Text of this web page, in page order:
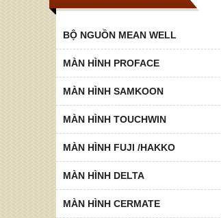
BỘ NGUỒN MEAN WELL
MÀN HÌNH PROFACE
MÀN HÌNH SAMKOON
MÀN HÌNH TOUCHWIN
MÀN HÌNH FUJI /HAKKO
MÀN HÌNH DELTA
MÀN HÌNH CERMATE